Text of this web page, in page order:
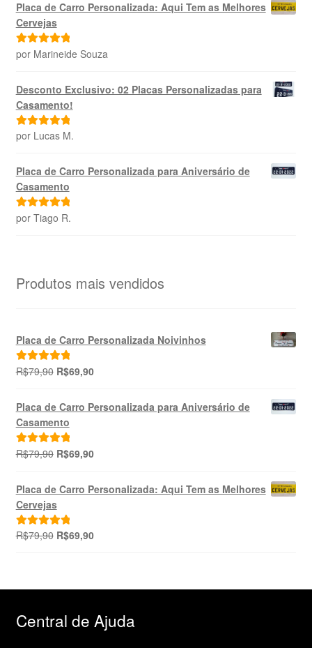
Placa de Carro Personalizada: Aqui Tem as Melhores
Cervejas
Avaliação5
por Marineide Souza
Desconto Exclusivo: 02 Placas Personalizadas para
Casamento!
Avaliação5
por Lucas M.
Placa de Carro Personalizada para Aniversário de
Casamento
Avaliação5
por Tiago R.
Produtos mais vendidos
Placa de Carro Personalizada Noivinhos
Avaliação
R$79,90 O
original
era:
R$79,90.
R$69,90O
atual
é:
Placa de Carro Personalizada para Aniversário de
Casamento
Avaliação
R$79,90 O
original
era:
R$79,90.
R$69,90O
atual
é:
Placa de Carro Personalizada: Aqui Tem as Melhores
Cervejas
Avaliação
R$79,90 O
R$69,90O
Central de Ajuda